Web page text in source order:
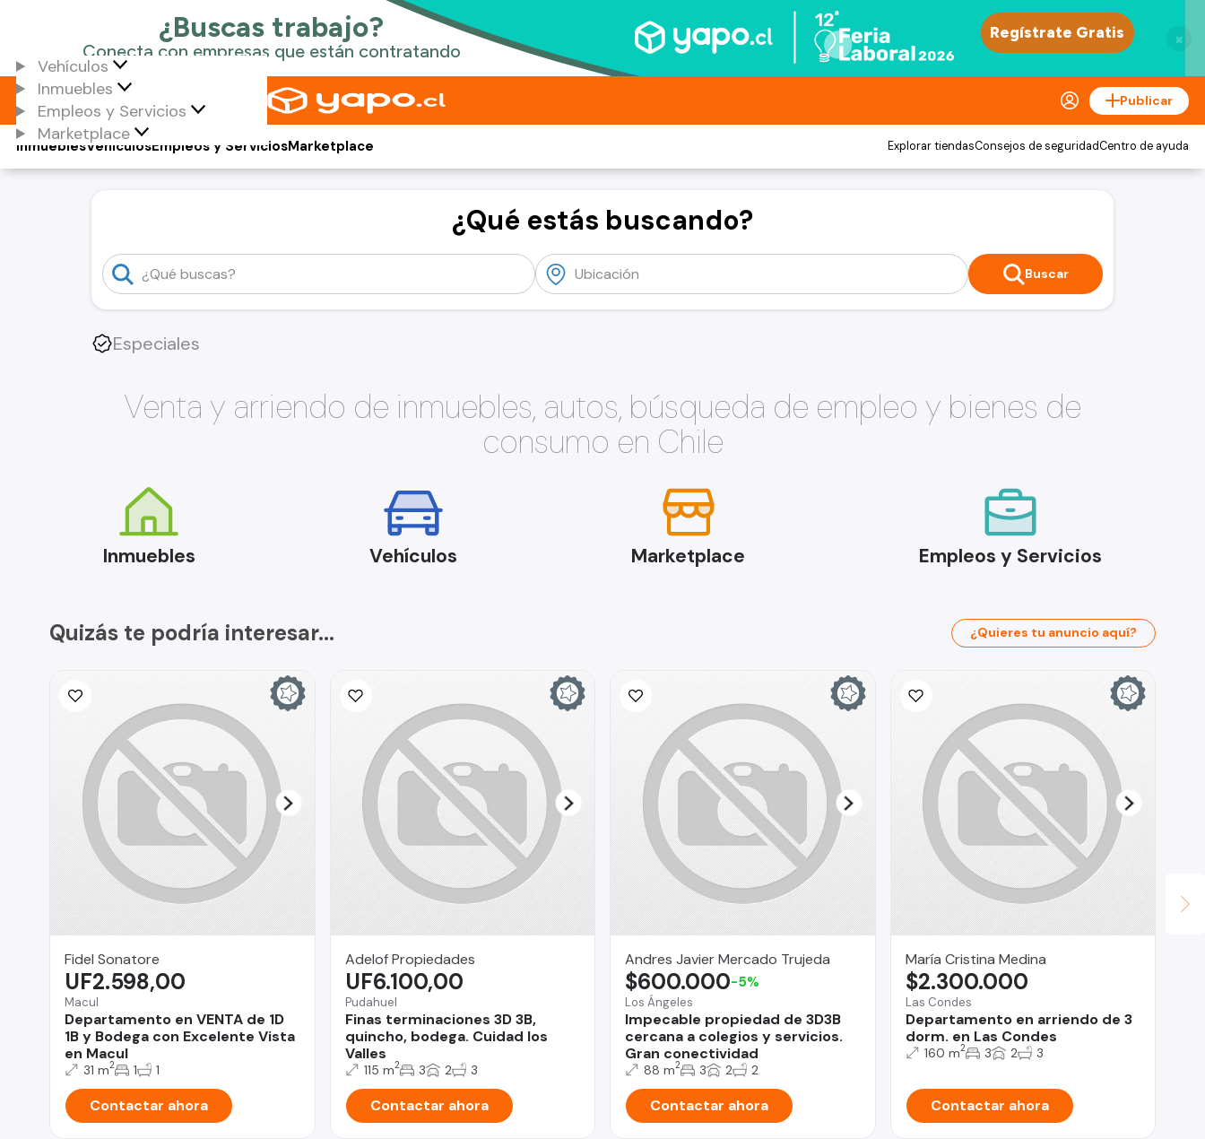
×
Vehículos
Inmuebles
Empleos y Servicios
Marketplace
Publicar
Vehículos
Inmuebles Empleos y ServiciosMarketplace Explorar tiendasConsejos de seguridadCentro de ayuda
¿Qué estás buscando?
Buscar
Especiales
Venta y arriendo de inmuebles, autos, búsqueda de empleo y bienes de
consumo en Chile
Inmuebles Vehículos Marketplace Empleos y Servicios
Quizás te podría interesar... ¿Quieres tu anuncio aquí?
Fidel Sonatore
Macul
Departamento en VENTA de 1D
1B y Bodega con Excelente Vista
en Macul
UF2.598,00
31 m2 1 1
Contactar ahora
Adelof Propiedades
Pudahuel
Finas terminaciones 3D 3B,
quincho, bodega. Cuidad los
Valles
UF6.100,00
115 m2 3 2 3
Contactar ahora
Andres Javier Mercado Trujeda
Los Ángeles
Impecable propiedad de 3D3B
cercana a colegios y servicios.
Gran conectividad
$600.000-5%
88 m2 3 2 2
Contactar ahora
María Cristina Medina
Las Condes
Departamento en arriendo de 3
dorm. en Las Condes
$2.300.000
160 m2 3 2 3
Contactar ahora